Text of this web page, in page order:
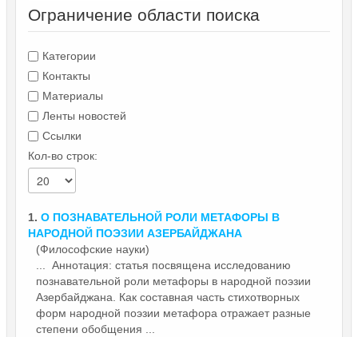
Ограничение области поиска
Категории
Контакты
Материалы
Ленты новостей
Ссылки
Кол-во строк:
1. О ПОЗНАВАТЕЛЬНОЙ РОЛИ МЕТАФОРЫ В
НАРОДНОЙ ПОЭЗИИ АЗЕРБАЙДЖАНА
(Философские науки)
... Аннотация: статья посвящена исследованию
познавательной роли метафоры в народной поэзии
Азербайджана. Как составная часть стихотворных
форм народной поэзии метафора отражает разные
степени обобщения ...